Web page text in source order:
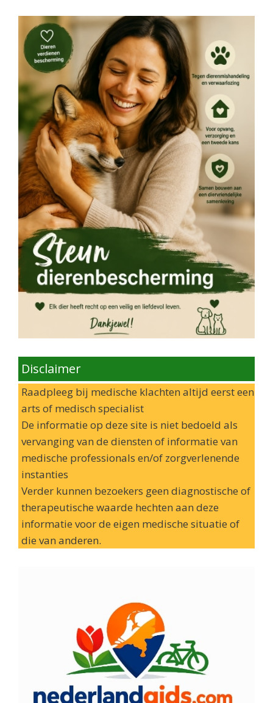
Disclaimer
Raadpleeg bij medische klachten altijd eerst een
arts of medisch specialist
De informatie op deze site is niet bedoeld als
vervanging van de diensten of informatie van
medische professionals en/of zorgverlenende
instanties
Verder kunnen bezoekers geen diagnostische of
therapeutische waarde hechten aan deze
informatie voor de eigen medische situatie of
die van anderen.